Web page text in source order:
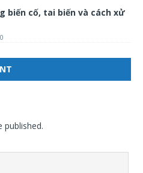
biến cố, tai biến và cách xử
0
published.